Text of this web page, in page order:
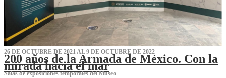
26 DE OCTUBRE DE 2021 AL 9 DE OCTUBRE DE 2022
200 años de la Armada de México. Con la
mirada hacia el mar
Salas de exposiciones temporales del Museo‌